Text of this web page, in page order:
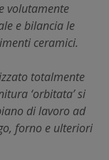
volutamente
e bilancia le
ceramici.
totalmente
‘orbitata’ si
di lavoro ad
forno e ulteriori